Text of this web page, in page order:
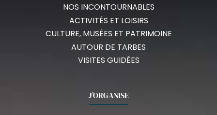
NOS INCONTOURNABLES
ACTIVITÉS ET LOISIRS
CULTURE, MUSÉES ET PATRIMOINE
AUTOUR DE TARBES
VISITES GUIDÉES
J’ORGANISE